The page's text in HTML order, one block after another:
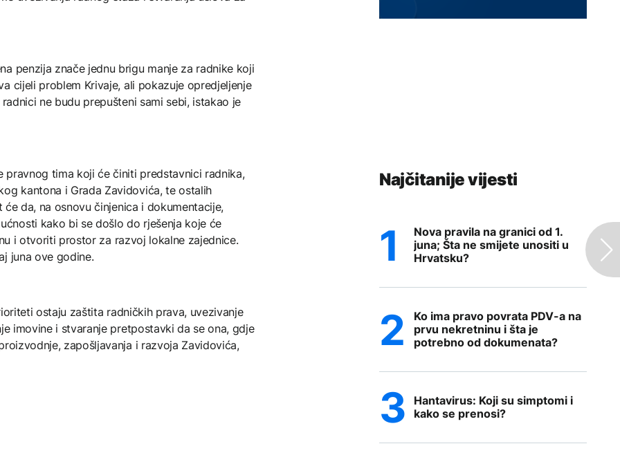
penzija znače jednu brigu manje za radnike koji
cijeli problem Krivaje, ali pokazuje opredjeljenje
ne budu prepušteni sami sebi, istakao je
pravnog tima koji će činiti predstavnici radnika,
kantona i Grada Zavidovića, te ostalih
da, na osnovu činjenica i dokumentacije,
kako bi se došlo do rješenja koje će
i otvoriti prostor za razvoj lokalne zajednice.
juna ove godine.
ostaju zaštita radničkih prava, uvezivanje
imovine i stvaranje pretpostavki da se ona, gdje
zapošljavanja i razvoja Zavidovića,
Najčitanije vijesti
Nova pravila na granici od 1.
juna; Šta ne smijete unositi u
Hrvatsku?
Ko ima pravo povrata PDV-a na
prvu nekretninu i šta je
potrebno od dokumenata?
Hantavirus: Koji su simptomi i
kako se prenosi?